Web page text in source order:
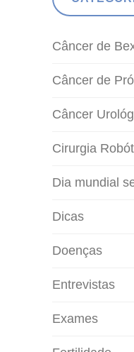
Câncer de
Câncer de
Câncer
Cirurgia
Dia mundial
Dicas
Doenças
Entrevistas
Exames